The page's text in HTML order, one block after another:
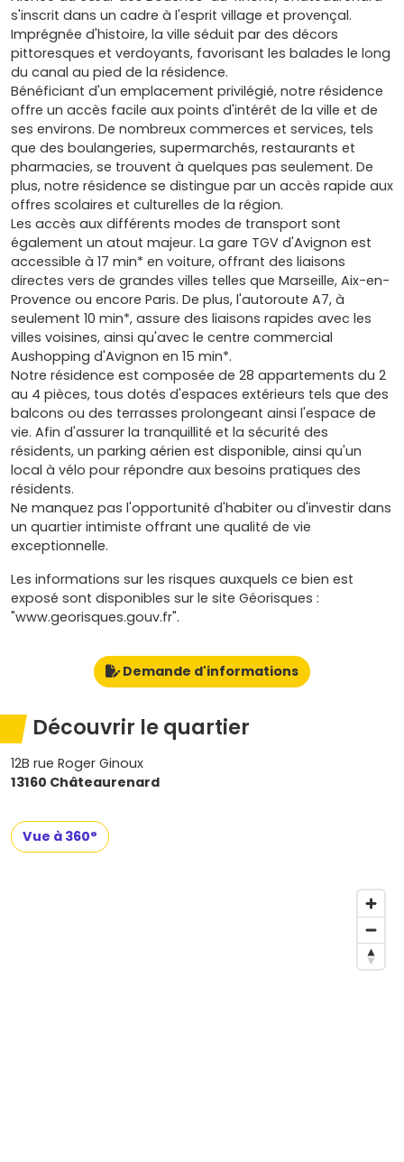
s'inscrit dans un cadre à l'esprit village et provençal.
Imprégnée d'histoire, la ville séduit par des décors
pittoresques et verdoyants, favorisant les balades le long
du canal au pied de la résidence.
Bénéficiant d'un emplacement privilégié, notre résidence
offre un accès facile aux points d'intérêt de la ville et de
ses environs. De nombreux commerces et services, tels
que des boulangeries, supermarchés, restaurants et
pharmacies, se trouvent à quelques pas seulement. De
plus, notre résidence se distingue par un accès rapide aux
offres scolaires et culturelles de la région.
Les accès aux différents modes de transport sont
également un atout majeur. La gare TGV d'Avignon est
accessible à 17 min* en voiture, offrant des liaisons
directes vers de grandes villes telles que Marseille, Aix-en-
Provence ou encore Paris. De plus, l'autoroute A7, à
seulement 10 min*, assure des liaisons rapides avec les
villes voisines, ainsi qu'avec le centre commercial
Aushopping d'Avignon en 15 min*.
Notre résidence est composée de 28 appartements du 2
au 4 pièces, tous dotés d'espaces extérieurs tels que des
balcons ou des terrasses prolongeant ainsi l'espace de
vie. Afin d'assurer la tranquillité et la sécurité des
résidents, un parking aérien est disponible, ainsi qu'un
local à vélo pour répondre aux besoins pratiques des
résidents.
Ne manquez pas l'opportunité d'habiter ou d'investir dans
un quartier intimiste offrant une qualité de vie
exceptionnelle.
Les informations sur les risques auxquels ce bien est
exposé sont disponibles sur le site Géorisques :
"www.georisques.gouv.fr".
Demande d'informations
Découvrir le quartier
12B rue Roger Ginoux
13160 Châteaurenard
Vue à 360°